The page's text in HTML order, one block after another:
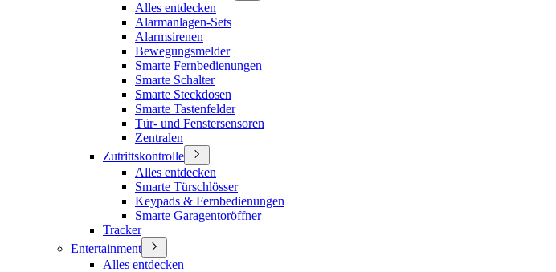
Alles entdecken
Alarmanlagen-Sets
Alarmsirenen
Bewegungsmelder
Smarte Fernbedienungen
Smarte Schalter
Smarte Steckdosen
Smarte Tastenfelder
Tür- und Fenstersensoren
Zentralen
Zutrittskontrolle
Alles entdecken
Smarte Türschlösser
Keypads & Fernbedienungen
Smarte Garagentoröffner
Tracker
Entertainment
Alles entdecken